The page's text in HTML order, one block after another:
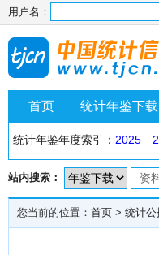
用户名：
首页 统计年鉴下载
统计年鉴年度索引： 2025
站内搜索：
您当前的位置： 首页 > 统计公